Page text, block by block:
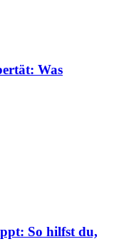
Was
So hilfst du,